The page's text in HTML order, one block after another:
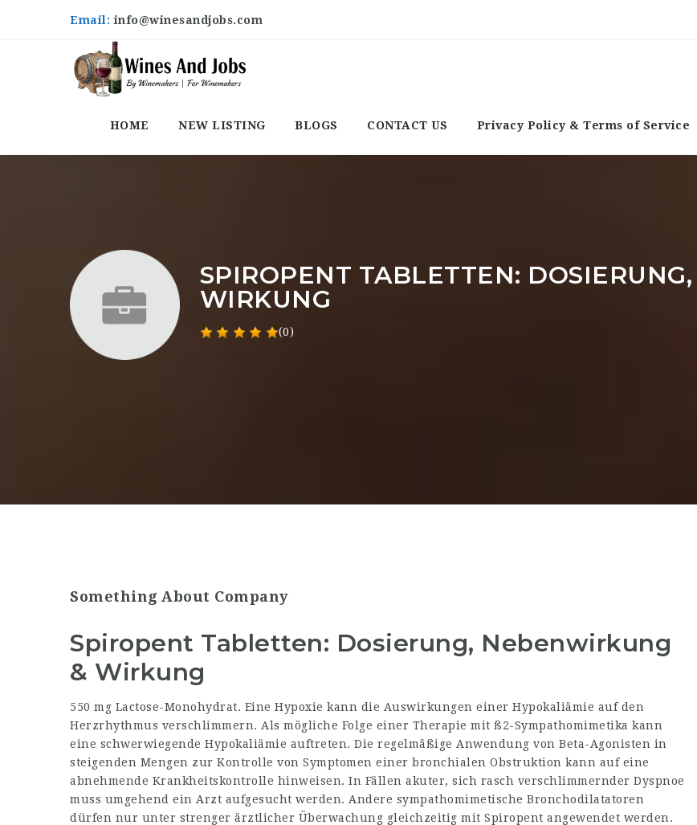
Email:info@winesandjobs.com
HOME NEW LISTING BLOGS CONTACT US Privacy Policy & Terms of Service
SPIROPENT TABLETTEN:
WIRKUNG
(0)
Something About Company
Spiropent Tabletten: Dosierung, Nebenwirkung
& Wirkung
550 mg Lactose-Monohydrat. Eine Hypoxie kann die Auswirkungen einer Hypokaliämie auf den
Herzrhythmus verschlimmern. Als mögliche Folge einer Therapie mit ß2-Sympathomimetika kann
eine schwerwiegende Hypokaliämie auftreten. Die regelmäßige Anwendung von Beta-Agonisten in
steigenden Mengen zur Kontrolle von Symptomen einer bronchialen Obstruktion kann auf eine
abnehmende Krankheitskontrolle hinweisen. In Fällen akuter, sich rasch verschlimmernder Dyspnoe
muss umgehend ein Arzt aufgesucht werden. Andere sympathomimetische Bronchodilatatoren
dürfen nur unter strenger ärztlicher Überwachung gleichzeitig mit Spiropent angewendet werden.